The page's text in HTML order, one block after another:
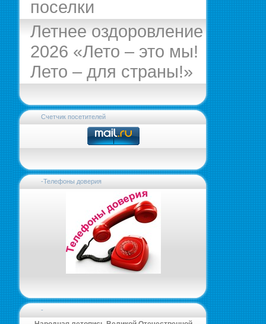
поселки
Летнее оздоровление
2026 «Лето – это мы!
Лето – для страны!»
Счетчик посетителей
-Телефоны доверия
-